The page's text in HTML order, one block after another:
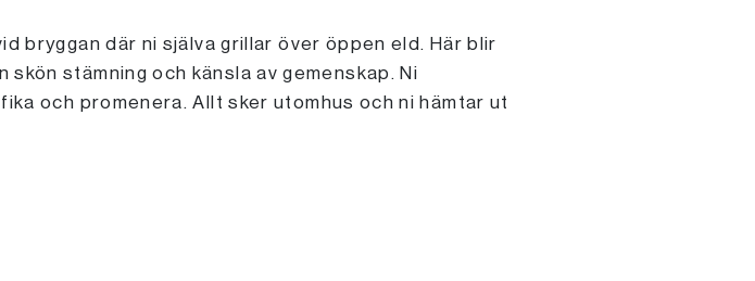
bryggan där ni själva grillar över öppen eld. Här blir
stämning och känsla av gemenskap. Ni
och promenera. Allt sker utomhus och ni hämtar ut